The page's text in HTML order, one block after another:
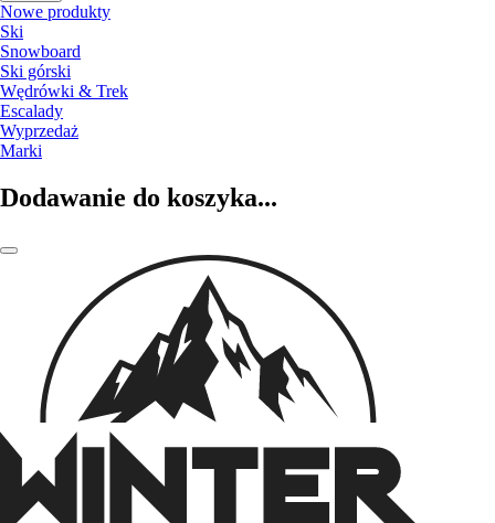
Nowe produkty
Ski
Snowboard
Ski górski
Wędrówki & Trek
Escalady
Wyprzedaż
Marki
Dodawanie do koszyka...